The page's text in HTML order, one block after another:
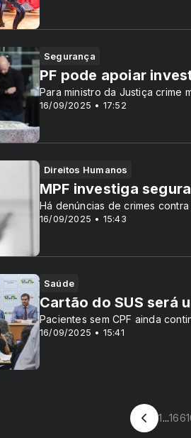
Segurança
16/09/2025 • 17:52
PF pode apoiar
Para ministro da Justiça crime
Direitos Humanos
16/09/2025 • 15:43
MPF investiga
Há denúncias de crimes
Saúde
16/09/2025 • 15:41
Cartão do SUS será
Pacientes sem CPF ainda
1...166